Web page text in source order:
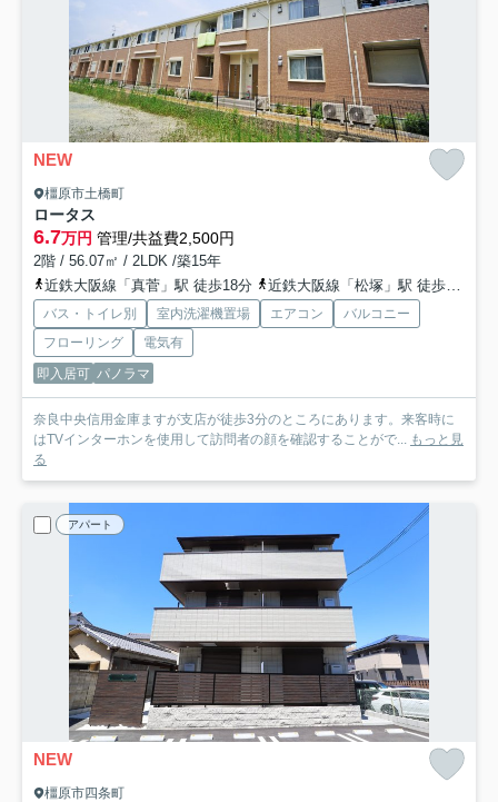
NEW
橿原市土橋町
ロータス
6.7万円 管理/共益費2,500円
2階 / 56.07㎡ / 2LDK /築15年
近鉄大阪線「真菅」駅 徒歩18分
近鉄大阪線「松塚」駅 徒歩22分
バス・トイレ別 室内洗濯機置場 エアコン
バルコニー
フローリング
電気有
即入居可 パノラマ
奈良中央信用金庫ますが支店が徒歩3分のところにあります。来客時に
はTVインターホンを使用して訪問者の顔を確認することがで...
もっと見
る
アパート
NEW
橿原市四条町